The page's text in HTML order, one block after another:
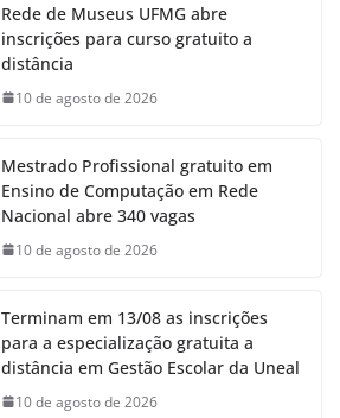
Rede de Museus UFMG abre
inscrições para curso gratuito a
distância
10 de agosto de 2026
Mestrado Profissional gratuito em
Ensino de Computação em Rede
Nacional abre 340 vagas
10 de agosto de 2026
Terminam em 13/08 as inscrições
para a especialização gratuita a
distância em Gestão Escolar da Uneal
10 de agosto de 2026